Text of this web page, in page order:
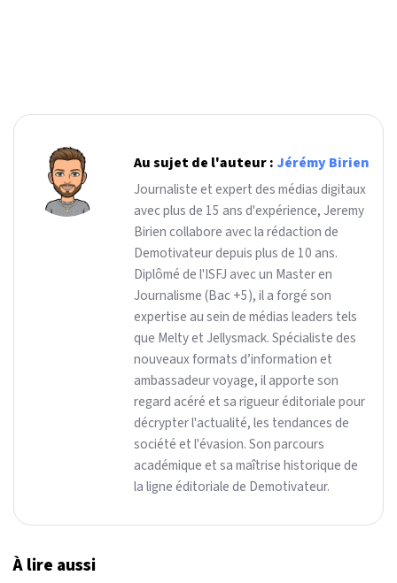
Au sujet de l'auteur : Jérémy Birien
Journaliste et expert des médias digitaux
avec plus de 15 ans d'expérience, Jeremy
Birien collabore avec la rédaction de
Demotivateur depuis plus de 10 ans.
Diplômé de l'ISFJ avec un Master en
Journalisme (Bac +5), il a forgé son
expertise au sein de médias leaders tels
que Melty et Jellysmack. Spécialiste des
nouveaux formats d’information et
ambassadeur voyage, il apporte son
regard acéré et sa rigueur éditoriale pour
décrypter l'actualité, les tendances de
société et l'évasion. Son parcours
académique et sa maîtrise historique de
la ligne éditoriale de Demotivateur.
À lire aussi